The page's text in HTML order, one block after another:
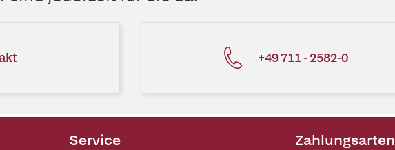
+49 711 - 2582-0
Service Zahlungsarten